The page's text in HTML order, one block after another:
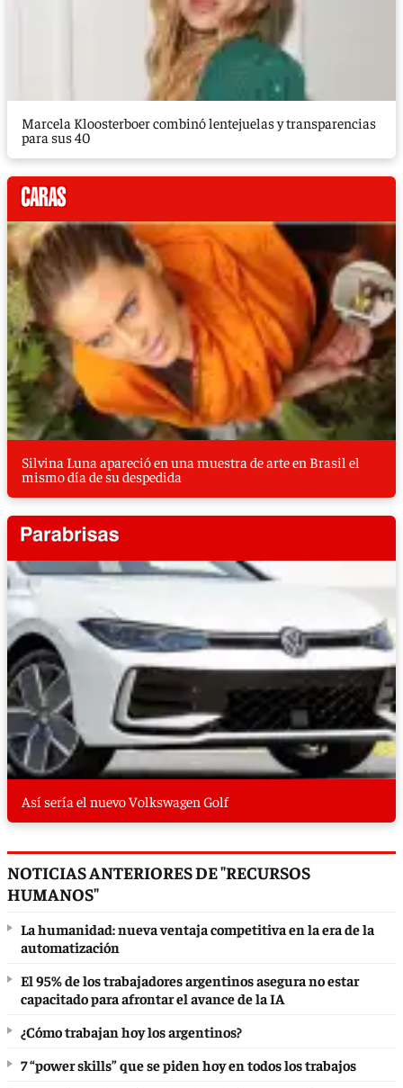
Marcela Kloosterboer combinó lentejuelas y transparencias
para sus 40
Silvina Luna apareció en una muestra de arte en Brasil el
mismo día de su despedida
Así sería el nuevo Volkswagen Golf
NOTICIAS ANTERIORES DE "RECURSOS
HUMANOS"
La humanidad: nueva ventaja competitiva en la era de la
automatización
El 95% de los trabajadores argentinos asegura no estar
capacitado para afrontar el avance de la IA
¿Cómo trabajan hoy los argentinos?
7 “power skills” que se piden hoy en todos los trabajos